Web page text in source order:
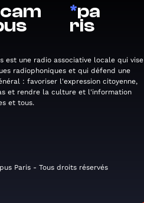
cam *pa
ris
est une radio associative locale qui vise
radiophoniques et qui défend une
: favoriser l'expression citoyenne,
et rendre la culture et l'information
et tous.
Paris - Tous droits réservés